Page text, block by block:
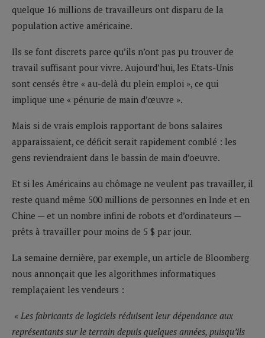
quelque 16 millions de travailleurs ont disparu de la
population active américaine.
Ils se font discrets parce qu’ils n’ont pas pu trouver de
travail suffisant pour vivre. Aujourd’hui, les Etats-Unis
sont censés être « au-delà du plein emploi », ce qui
implique une « pénurie de main d’œuvre ».
Mais si de vrais emplois rapportant de bons salaires
apparaissaient, ce déficit serait rapidement comblé : les
gens reviendraient dans le bassin de main d’oeuvre.
Et si les Américains au chômage ne veulent pas travailler, il
reste quand même 500 millions de personnes en Inde et en
Chine — et un nombre infini de robots et d’ordinateurs —
prêts à travailler pour moins de 5 $ par jour.
La semaine dernière, par exemple, un article de Bloomberg
nous annonçait que les algorithmes informatiques
remplaçaient les vendeurs :
« Les fabricants de logiciels réduisent leur dépendance aux
représentants sur le terrain depuis quelques années, puisqu’ils